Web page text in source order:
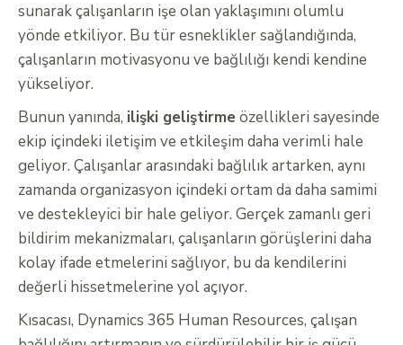
sunarak çalışanların işe olan yaklaşımını olumlu
yönde etkiliyor. Bu tür esneklikler sağlandığında,
çalışanların motivasyonu ve bağlılığı kendi kendine
yükseliyor.
Bunun yanında, ilişki geliştirmeözellikleri sayesinde
ekip içindeki iletişim ve etkileşim daha verimli hale
geliyor. Çalışanlar arasındaki bağlılık artarken, aynı
zamanda organizasyon içindeki ortam da daha samimi
ve destekleyici bir hale geliyor. Gerçek zamanlı geri
bildirim mekanizmaları, çalışanların görüşlerini daha
kolay ifade etmelerini sağlıyor, bu da kendilerini
değerli hissetmelerine yol açıyor.
Kısacası, Dynamics 365 Human Resources, çalışan